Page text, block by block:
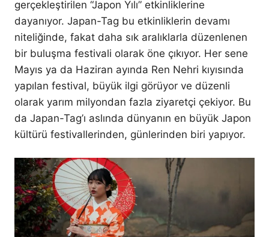
gerçekleştirilen “Japon Yılı” etkinliklerine
dayanıyor. Japan-Tag bu etkinliklerin devamı
niteliğinde, fakat daha sık aralıklarla düzenlenen
bir buluşma festivali olarak öne çıkıyor. Her sene
Mayıs ya da Haziran ayında Ren Nehri kıyısında
yapılan festival, büyük ilgi görüyor ve düzenli
olarak yarım milyondan fazla ziyaretçi çekiyor. Bu
da Japan-Tag’ı aslında dünyanın en büyük Japon
kültürü festivallerinden, günlerinden biri yapıyor.